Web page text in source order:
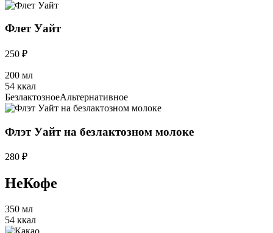
Флет Уайт
250 ₽
200 мл
54 ккал
БезлактозноеАльтернативное
Флэт Уайт на безлактозном молоке
280 ₽
НеКофе
350 мл
54 ккал